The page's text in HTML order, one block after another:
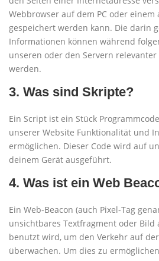
Webbrowser auf dem PC oder einem
gespeichert werden kann. Die darin
Informationen können während
unseren oder den Servern
werden.
3. Was sind Skripte?
Ein Script ist ein Stück
unserer Website Funktionalität und
ermöglichen. Dieser Code wird auf
deinem Gerät ausgeführt.
4. Was ist ein Web
Ein Web-Beacon (auch Pixel-Tag
unsichtbares Textfragment oder Bild
benutzt wird, um den Verkehr auf
überwachen. Um dies zu